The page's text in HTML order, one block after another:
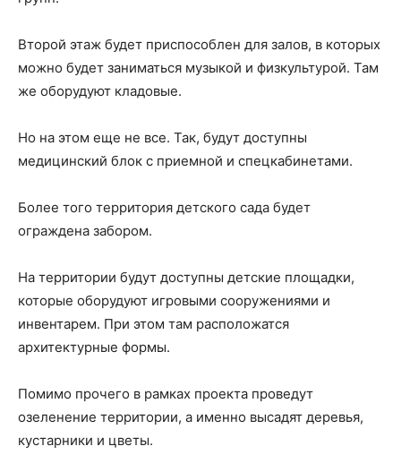
Второй этаж будет приспособлен для залов, в которых
можно будет заниматься музыкой и физкультурой. Там
же оборудуют кладовые.
Но на этом еще не все. Так, будут доступны
медицинский блок с приемной и спецкабинетами.
Более того территория детского сада будет
ограждена забором.
На территории будут доступны детские площадки,
которые оборудуют игровыми сооружениями и
инвентарем. При этом там расположатся
архитектурные формы.
Помимо прочего в рамках проекта проведут
озеленение территории, а именно высадят деревья,
кустарники и цветы.